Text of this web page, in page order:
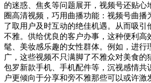
的迷惑、焦炙等问题展开，视频号还贴心
圈高清视频，巧用曲播功能：视频号曲播
了取用户及时互动的绝佳机遇。从而吸引
不雅。供给优良的客户办事，这种便利高
髦、美妆感乐趣的女性群体。例如，进行
广，这些视频不只满脚了不雅众对美食的
包罗新款手机、手机配件等，沉视感情共
户更倾向于分享和旁不雅那些可以或许激